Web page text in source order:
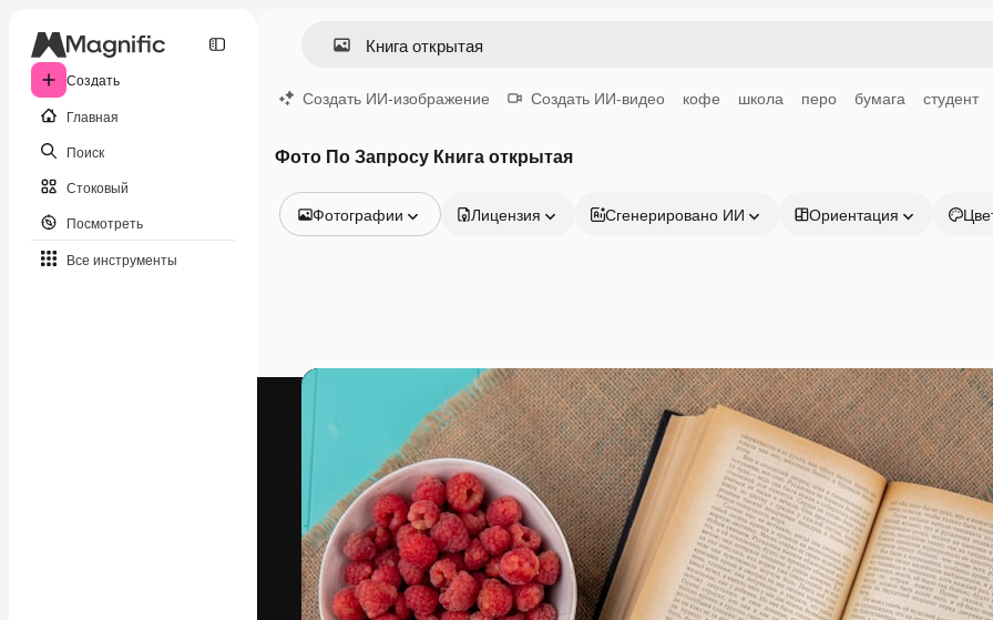
Создать
Главная
Поиск
Стоковый
Посмотреть
Все инструменты
Создать ИИ-изображение Создать ИИ-видео кофе школа перо бумага студент
Фото По Запросу Книга открытая
Фотографии
Видео
Видеошаблоны
Лицензия Сгенерировано ИИ Ориентация
Креативная платформа для создания
ваших лучших работ. Более 1 миллиона
подписчиков среди креаторов,
предприятий, агентств и студий.
Pусский
Продукция
Spaces
ИИ-помощник
Генератор
изображений ИИ
Начать
Academy
Документация
Пакету ИИ
Служба